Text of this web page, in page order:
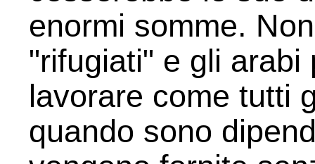
enormi somme.
"rifugiati" e gli arabi
lavorare come tutti
quando sono